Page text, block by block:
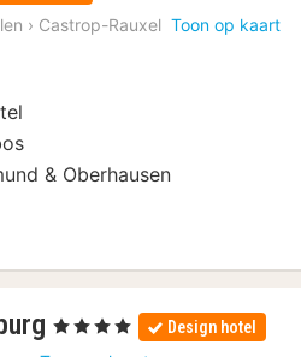
› Castrop-Rauxel Toon op kaart
& Oberhausen
1
nacht
, 4 Sterren Design hotel